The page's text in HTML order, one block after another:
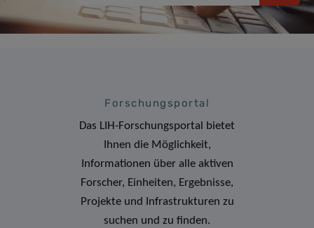
Forschungsportal
Das LIH-Forschungsportal bietet
Ihnen die Möglichkeit,
Informationen über alle aktiven
Forscher, Einheiten, Ergebnisse,
Projekte und Infrastrukturen zu
suchen und zu finden.